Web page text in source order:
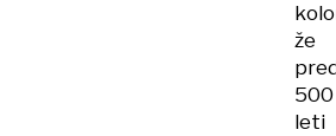
že
500
leti